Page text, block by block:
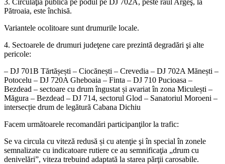
Pătroaia, este închisă.
Variantele ocolitoare sunt drumurile locale.
4. Sectoarele de drumuri judeţene care prezintă degradări şi alte
pericole:
– DJ 701B Tărtășești – Ciocănești – Crevedia – DJ 702A Mănești –
Potocelu – DJ 720A Gheboaia – Finta – DJ 710 Pucioasa –
Bezdead – sectoare cu drum îngustat și avariat în zona Miculești –
Măgura – Bezdead – DJ 714, sectorul Glod – Sanatoriul Moroeni –
intersecție drum de legătură Cabana Dichiu
Facem următoarele recomandări participanţilor la trafic:
Se va circula cu viteză redusă și cu atenţie şi în special în zonele
semnalizate cu indicatoare rutiere ce au semnificaţia „drum cu
denivelări”, viteza trebuind adaptată la starea părţii carosabile.